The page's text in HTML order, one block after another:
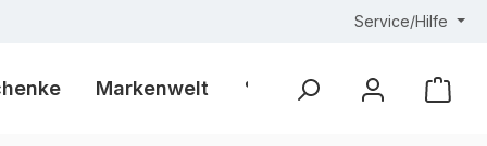
Service/Hilfe
Markenwelt % Outlet %